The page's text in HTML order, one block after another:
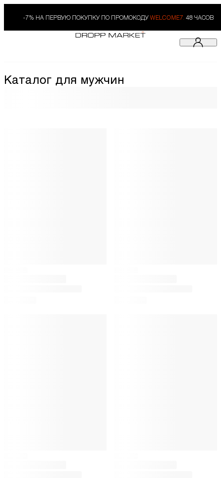
-7% НА ПЕРВУЮ ПОКУПКУ ПО ПРОМОКОДУ WELCOME7. 48 ЧАСОВ
Каталог для мужчин